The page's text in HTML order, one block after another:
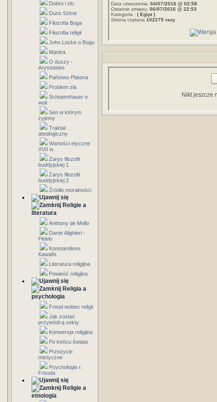
Dobro i zlo
Duns Szkot
Filozofia Boga
Filozofia religii
John Locke o Bogu
Mantra
O duszy -
Arystoteles
Państwo Platona
Problem zła
Schopenhauer o
woli
Sen w którym
żyjemy
Traktat
ateologiczny
Wartości etyczne
XVII w.
Zarys filozofii
buddyjskiej 1
Zarys filozofii
buddyjskiej 2
Źródło moralności
Religie a
literatura
Anthony de Mello
Dante Alighieri -
Piekło
Konstandinos
Kawafis
Literatura religijna
Powieść religijna
Religia a
psychologia
Freud wobec religii
Jak zostać
przywódcą sekty
Konwersja religijna
Po końcu świata
Przeżycie
mistyczne
Psychologia r.
Freuda
Religie a
etnologia
Data utworzenia: 04/07/2016 @ 02:58
Ostatnie zmiany: 06/07/2016 @ 22:53
Kategoria : ( Egipt )
Strona czytana 102275 razy
Nikt jeszcze